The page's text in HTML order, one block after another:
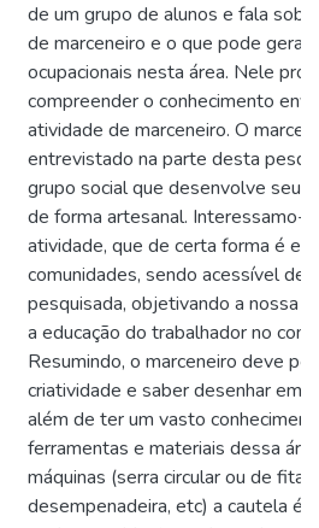
de um grupo de alunos e fala
de marceneiro e o que pode gerar
ocupacionais nesta área. Nele
compreender o conhecimento
atividade de marceneiro. O
entrevistado na parte desta
grupo social que desenvolve seu
de forma artesanal. Interessamo-
atividade, que de certa forma é
comunidades, sendo acessível de
pesquisada, objetivando a nossa
a educação do trabalhador no
Resumindo, o marceneiro deve
criatividade e saber desenhar em
além de ter um vasto
ferramentas e materiais dessa
máquinas (serra circular ou de fita,
desempenadeira, etc) a cautela é